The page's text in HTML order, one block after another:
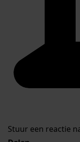
Stuur een reactie